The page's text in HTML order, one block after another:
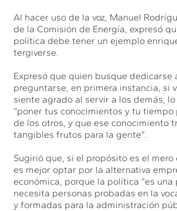
Al hacer uso de la voz, Manuel
de la Comisión de Energía, expresó
política debe tener un ejemplo
tergiverse.
Expresó que quien busque dedicarse
preguntarse, en primera instancia, si
siente agrado al servir a los demás,
“poner tus conocimientos y tu
de los otros, y que ese conocimiento
tangibles frutos para la gente”.
Sugirió que, si el propósito es el
es mejor optar por la alternativa
económica, porque la política “es una
necesita personas probadas en la
y formadas para la administración